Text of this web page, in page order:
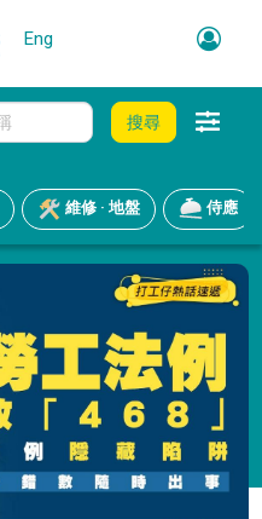
Eng
搜尋
維修 · 地盤 侍應